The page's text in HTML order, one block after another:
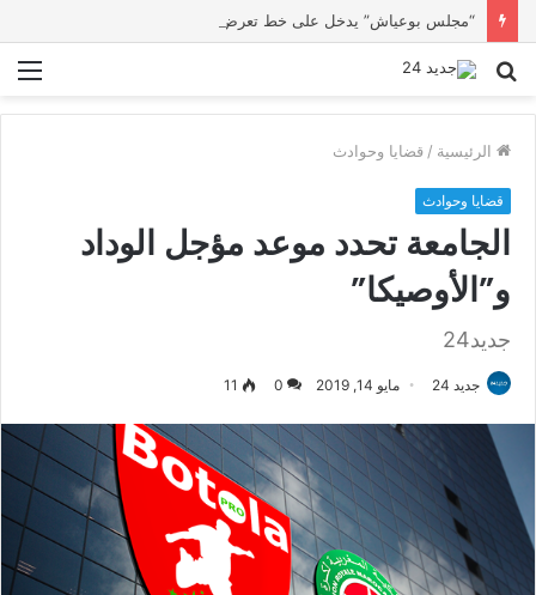
بحث
الرئيسية / قضايا وحوادث
قضايا وحوادث
الجامعة تحدد موعد مؤجل الوداد
و”الأوصيكا”
جديد24
جديد 24 مايو 14, 2019 0
11